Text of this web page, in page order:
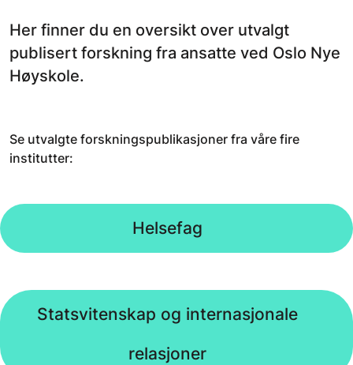
Her finner du en oversikt over utvalgt
publisert forskning fra ansatte ved Oslo Nye
Høyskole.
Se utvalgte forskningspublikasjoner fra våre fire
institutter:
Helsefag
Statsvitenskap og internasjonale
relasjoner